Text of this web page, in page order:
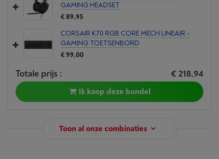
GAMING HEADSET
€ 89,95
CORSAIR K70 RGB CORE MECH LINEAIR -
GAMING TOETSENBORD
€ 99,00
Totale prijs : € 218,94
Ik koop deze bundel
Toon al onze combinaties